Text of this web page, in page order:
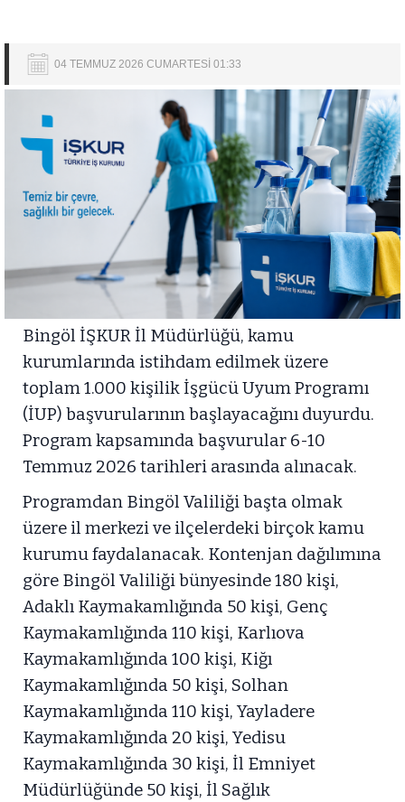
04 TEMMUZ 2026 CUMARTESİ 01:33
Bingöl İŞKUR İl Müdürlüğü, kamu
kurumlarında istihdam edilmek üzere
toplam 1.000 kişilik İşgücü Uyum Programı
(İUP) başvurularının başlayacağını duyurdu.
Program kapsamında başvurular 6-10
Temmuz 2026 tarihleri arasında alınacak.
Programdan Bingöl Valiliği başta olmak
üzere il merkezi ve ilçelerdeki birçok kamu
kurumu faydalanacak. Kontenjan dağılımına
göre Bingöl Valiliği bünyesinde 180 kişi,
Adaklı Kaymakamlığında 50 kişi, Genç
Kaymakamlığında 110 kişi, Karlıova
Kaymakamlığında 100 kişi, Kiğı
Kaymakamlığında 50 kişi, Solhan
Kaymakamlığında 110 kişi, Yayladere
Kaymakamlığında 20 kişi, Yedisu
Kaymakamlığında 30 kişi, İl Emniyet
Müdürlüğünde 50 kişi, İl Sağlık